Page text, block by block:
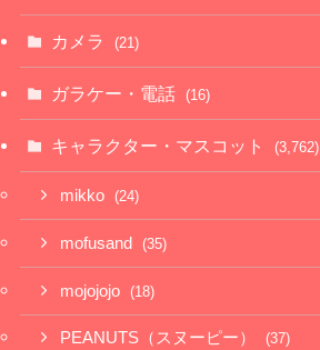
カメラ (21)
ガラケー・電話 (16)
キャラクター・マスコット (3,762)
mikko (24)
mofusand (35)
mojojojo (18)
PEANUTS（スヌーピー） (37)